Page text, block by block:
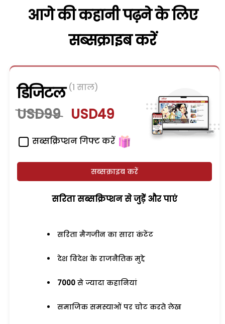
आगे की कहानी पढ़ने के लिए
सब्सक्राइब करें
डिजिटल (1 साल)
USD99 USD49
सब्सक्रिप्शन गिफ्ट करें
सब्सक्राइब करें
सरिता सब्सक्रिप्शन से जुड़ेें और पाएं
सरिता मैगजीन का सारा कंटेंट
देश विदेश के राजनैतिक मुद्दे
7000 से ज्यादा कहानियां
समाजिक समस्याओं पर चोट करते लेख